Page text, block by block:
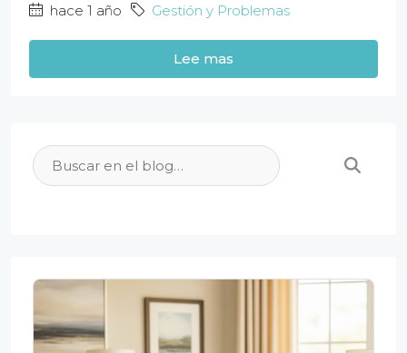
hace 1 año Gestión y Problemas
Lee mas